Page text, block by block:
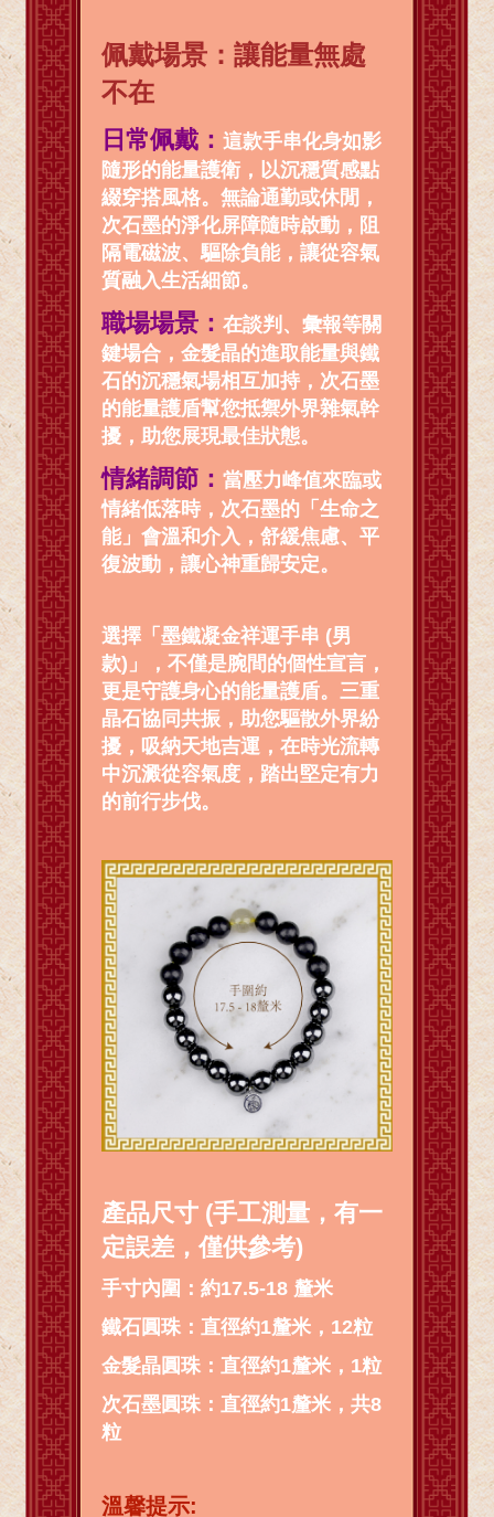
佩戴場景：讓能量無處
不在
日常佩戴：這款手串化身如影
隨形的能量護衛，以沉穩質感點
綴穿搭風格。無論通勤或休閒，
次石墨的淨化屏障隨時啟動，阻
隔電磁波、驅除負能，讓從容氣
質融入生活細節。
職場場景：在談判、彙報等關
鍵場合，金髮晶的進取能量與鐵
石的沉穩氣場相互加持，次石墨
的能量護盾幫您抵禦外界雜氣幹
擾，助您展現最佳狀態。
情緒調節：當壓力峰值來臨或
情緒低落時，次石墨的「生命之
能」會溫和介入，舒緩焦慮、平
復波動，讓心神重歸安定。
選擇「墨鐵凝金祥運手串 (男
款)」，不僅是腕間的個性宣言，
更是守護身心的能量護盾。三重
晶石協同共振，助您驅散外界紛
擾，吸納天地吉運，在時光流轉
中沉澱從容氣度，踏出堅定有力
的前行步伐。
產品尺寸 (手工測量，有一
定誤差，僅供參考)
手寸內圍：約17.5-18 釐米
鐵石圓珠：直徑約1釐米，12粒
金髮晶圓珠：直徑約1釐米，1粒
次石墨圓珠：直徑約1釐米，共8
粒
溫馨提示: